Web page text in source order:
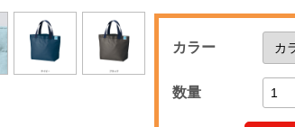
カラー
数量